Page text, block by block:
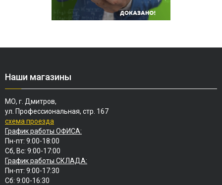
Наши магазины
МО, г. Дмитров,
ул. Профессиональная, стр. 167
схема проезда
График работы ОФИСА:
Пн-пт: 9:00-18:00
Сб, Вс: 9:00-17:00
График работы СКЛАДА:
Пн-пт: 9:00-17:30
Сб: 9:00-16:30